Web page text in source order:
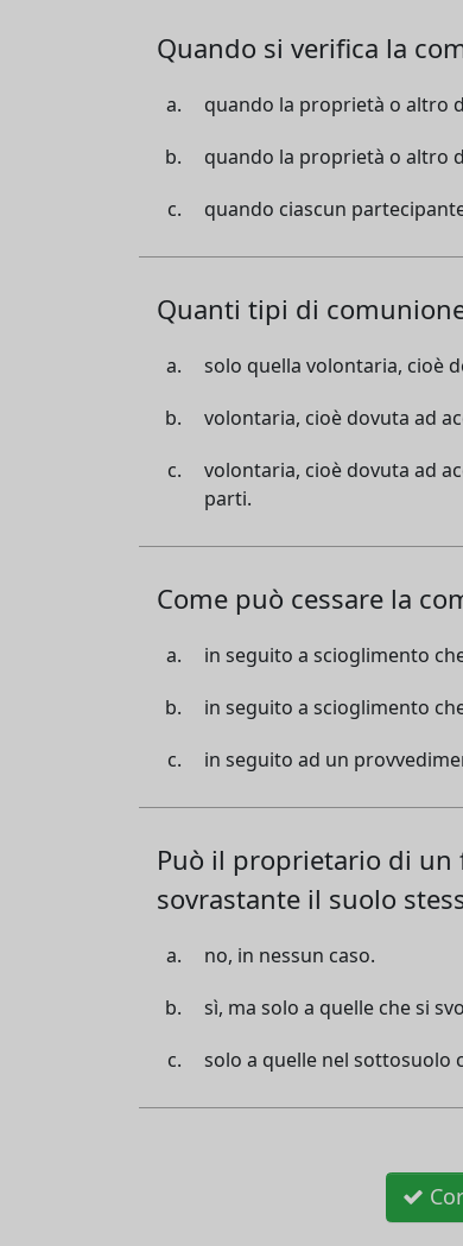
Quando si verifica la
quando la proprietà o altro
quando la proprietà o altro
quando ciascun
Quanti tipi di
solo quella volontaria, cioè
volontaria, cioè dovuta ad
volontaria, cioè dovuta ad
parti.
Come può cessare la
in seguito a scioglimento
in seguito a scioglimento
in seguito ad un
Può il proprietario di un
sovrastante il suolo
no, in nessun caso.
sì, ma solo a quelle che si
solo a quelle nel sottosuolo